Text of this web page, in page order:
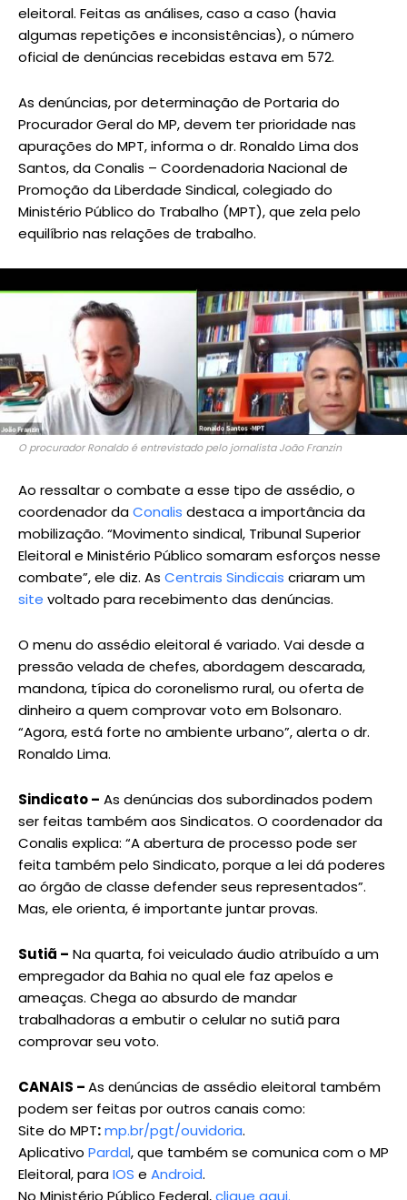
eleitoral. Feitas as análises, caso a caso (havia
algumas repetições e inconsistências), o número
oficial de denúncias recebidas estava em 572.
As denúncias, por determinação de Portaria do
Procurador Geral do MP, devem ter prioridade nas
apurações do MPT, informa o dr. Ronaldo Lima dos
Santos, da Conalis – Coordenadoria Nacional de
Promoção da Liberdade Sindical, colegiado do
Ministério Público do Trabalho (MPT), que zela pelo
equilíbrio nas relações de trabalho.
O procurador Ronaldo é entrevistado pelo jornalista João Franzin
Ao ressaltar o combate a esse tipo de assédio, o
coordenador daConalis destaca a importância da
mobilização. “Movimento sindical, Tribunal Superior
Eleitoral e Ministério Público somaram esforços nesse
combate”, ele diz. As Centrais Sindicais criaram um
site voltado para recebimento das denúncias.
O menu do assédio eleitoral é variado. Vai desde a
pressão velada de chefes, abordagem descarada,
mandona, típica do coronelismo rural, ou oferta de
dinheiro a quem comprovar voto em Bolsonaro.
“Agora, está forte no ambiente urbano”, alerta o dr.
Ronaldo Lima.
Sindicato – As denúncias dos subordinados podem
ser feitas também aos Sindicatos. O coordenador da
Conalis explica: “A abertura de processo pode ser
feita também pelo Sindicato, porque a lei dá poderes
ao órgão de classe defender seus representados”.
Mas, ele orienta, é importante juntar provas.
Sutiã – Na quarta, foi veiculado áudio atribuído a um
empregador da Bahia no qual ele faz apelos e
ameaças. Chega ao absurdo de mandar
trabalhadoras a embutir o celular no sutiã para
comprovar seu voto.
CANAIS –As denúncias de assédio eleitoral também
podem ser feitas por outros canais como:
Site do MPT:mp.br/pgt/ouvidoria.
Aplicativo Pardal, que também se comunica com o MP
Eleitoral, paraIOS e Android.
No Ministério Público Federal,clique aqui.